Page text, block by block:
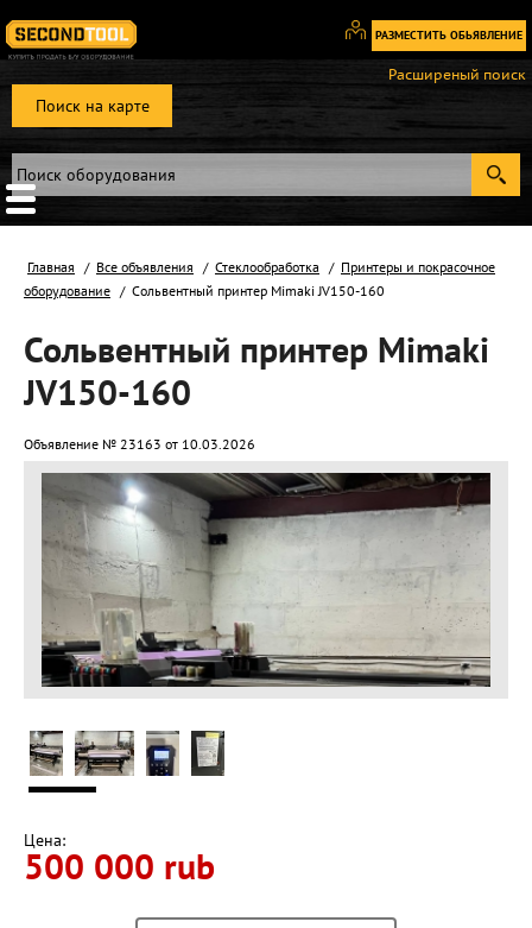
РАЗМЕСТИТЬ ОБЬЯВЛЕНИЕ
Вход
Регистрация
Поиск на карте
Расширеный поиск
Главная Все объявления Стеклообработка
Принтеры и покрасочное
оборудование
Сольвентный принтер Mimaki JV150-160
Сольвентный принтер Mimaki
JV150-160
Объявление № 23163 от 10.03.2026
Цена:
500 000 rub